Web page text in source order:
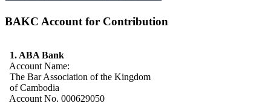
BAKC Account for Contribution
1. ABA Bank
Account Name:
The Bar Association of the Kingdom
of Cambodia
Account No. 000629050